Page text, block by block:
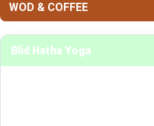
Blid Hatha Yoga
WOD & COFFEE